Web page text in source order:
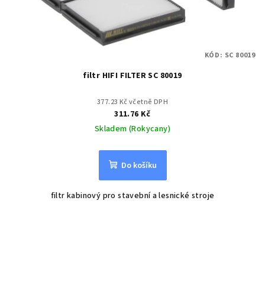
filtr HIFI FILTER SC 80019
377.23 Kč včetně DPH
311.76 Kč
Skladem (Rokycany)
Do košíku
filtr kabinový pro stavební a lesnické stroje
KÓD: SC 80019